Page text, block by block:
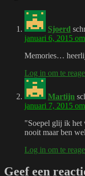
Sjoerd
januari 6, 2015
Memories…
Log in om te
Martijn
januari 7, 2015
"Soepel glij ik
nooit maar ben
Log in om te
Geef een